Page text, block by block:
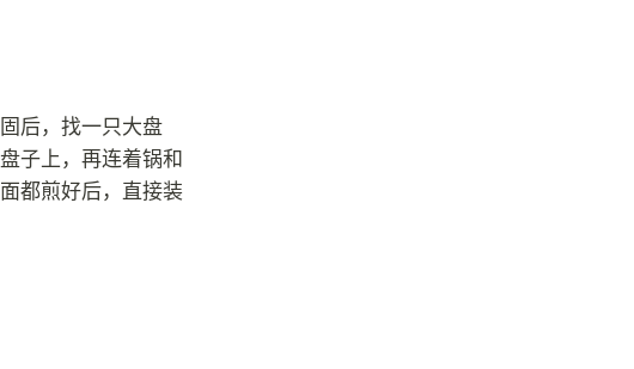
后，找一只大盘
子上，再连着锅和
都煎好后，直接装